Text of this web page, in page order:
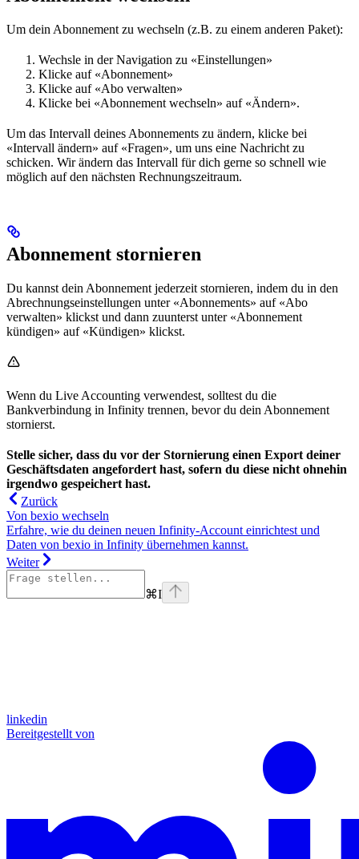
Um dein Abonnement zu wechseln (z.B. zu einem anderen Paket):
Wechsle in der Navigation zu «Einstellungen»
Klicke auf «Abonnement»
Klicke auf «Abo verwalten»
Klicke bei «Abonnement wechseln» auf «Ändern».
Um das Intervall deines Abonnements zu ändern, klicke bei
«Intervall ändern» auf «Fragen», um uns eine Nachricht zu
schicken. Wir ändern das Intervall für dich gerne so schnell wie
möglich auf den nächsten Rechnungszeitraum.
Abonnement stornieren
Du kannst dein Abonnement jederzeit stornieren, indem du in den
Abrechnungseinstellungen unter «Abonnements» auf «Abo
verwalten» klickst und dann zuunterst unter «Abonnement
kündigen» auf «Kündigen» klickst.
Wenn du Live Accounting verwendest, solltest du die
Bankverbindung in Infinity trennen, bevor du dein Abonnement
stornierst.
Stelle sicher, dass du vor der Stornierung einen Export deiner
Geschäftsdaten angefordert hast, sofern du diese nicht ohnehin
irgendwo gespeichert hast.
Zurück
Von bexio wechseln
Erfahre, wie du deinen neuen Infinity-Account einrichtest und
Daten von bexio in Infinity übernehmen kannst.
Weiter
⌘I
linkedin
Bereitgestellt von